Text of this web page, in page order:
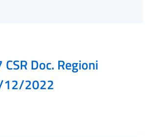
CSR Doc. Regioni
2022